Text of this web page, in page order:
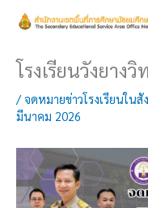
โรงเรียนวังยา
/จดหมายข่าวโรงเรียนในสั
มีนาคม 2026